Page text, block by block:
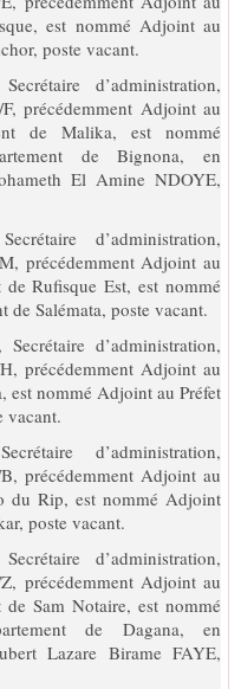
est nommé Adjoint au
poste vacant.
d’administration,
précédemment Adjoint au
de Malika, est nommé
de Bignona, en
El Amine NDOYE,
d’administration,
précédemment Adjoint au
de Rufisque Est, est nommé
de Salémata, poste vacant.
d’administration,
précédemment Adjoint au
est nommé Adjoint au Préfet
vacant.
d’administration,
précédemment Adjoint au
du Rip, est nommé Adjoint
poste vacant.
d’administration,
précédemment Adjoint au
de Sam Notaire, est nommé
de Dagana, en
Lazare Birame FAYE,